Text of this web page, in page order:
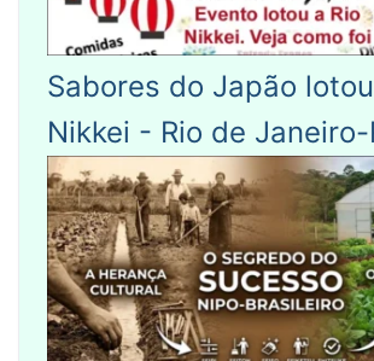
Sabores do Japão
Nikkei - Rio de Janeiro-